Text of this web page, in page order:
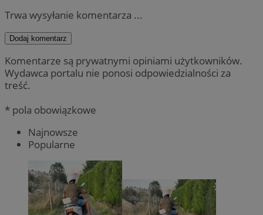
Trwa wysyłanie komentarza ...
Dodaj komentarz
Komentarze są prywatnymi opiniami użytkowników.
Wydawca portalu nie ponosi odpowiedzialności za
treść.
* pola obowiązkowe
Najnowsze
Popularne